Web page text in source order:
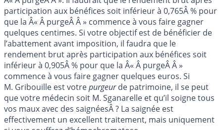
participation aux bénéfices soit inférieur à 0,765Â % pour
que la Â« Â purgeÂ Â » commence à vous faire gagner
quelques centimes. Si votre objectif est de bénéficier de
l’abattement avant imposition, il faudra que le
rendement brut après participation aux bénéfices soit
inférieur à 0,905Â % pour que la Â« Â purgeÂ Â »
commence à vous faire gagner quelques euros. Si
M. Gribouille est votrepurgeurde patrimoine, il se peut
que votre médecin soit M. Sganarelle et qu’il soigne tous
vos maux avec des saignéesÂ ? La saignée est
effectivement un excellent traitement, mais uniquement